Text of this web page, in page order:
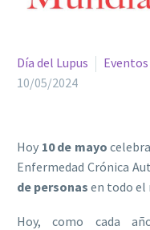
Día del Lupus Eventos
10/05/2024
Hoy 10 de mayo
Enfermedad Crónica
de personas en todo el
Hoy, como cada